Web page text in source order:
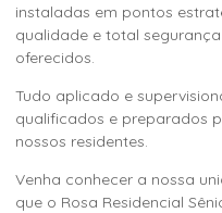
instaladas em pontos
qualidade e total
oferecidos.
Tudo aplicado e
qualificados e preparados
nossos residentes.
Venha conhecer a nossa
que o Rosa Residencial